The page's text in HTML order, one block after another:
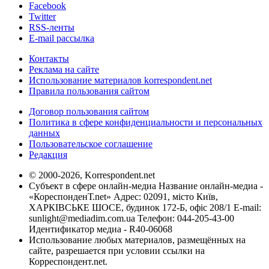
Facebook
Twitter
RSS-ленты
E-mail рассылка
Контакты
Реклама на сайте
Использование материалов korrespondent.net
Правила пользования сайтом
Договор пользования сайтом
Политика в сфере конфиденциальности и персональных
данных
Пользовательское соглашение
Редакция
© 2000-2026, Korrespondent.net
Субъект в сфере онлайн-медиа Название онлайн-медиа -
«КореспонденТ.net» Адрес: 02091, місто Київ,
ХАРКІВСЬКЕ ШОСЕ, будинок 172-Б, офіс 208/1 E-mail:
sunlight@mediadim.com.ua Телефон: 044-205-43-00
Идентификатор медиа - R40-06068
Использование любых материалов, размещённых на
сайте, разрешается при условии ссылки на
Корреспондент.net.